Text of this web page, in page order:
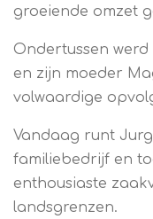
groeiende omzet
Ondertussen
en zijn moeder
volwaardige
Vandaag runt
familiebedrijf en
enthousiaste
landsgrenzen.